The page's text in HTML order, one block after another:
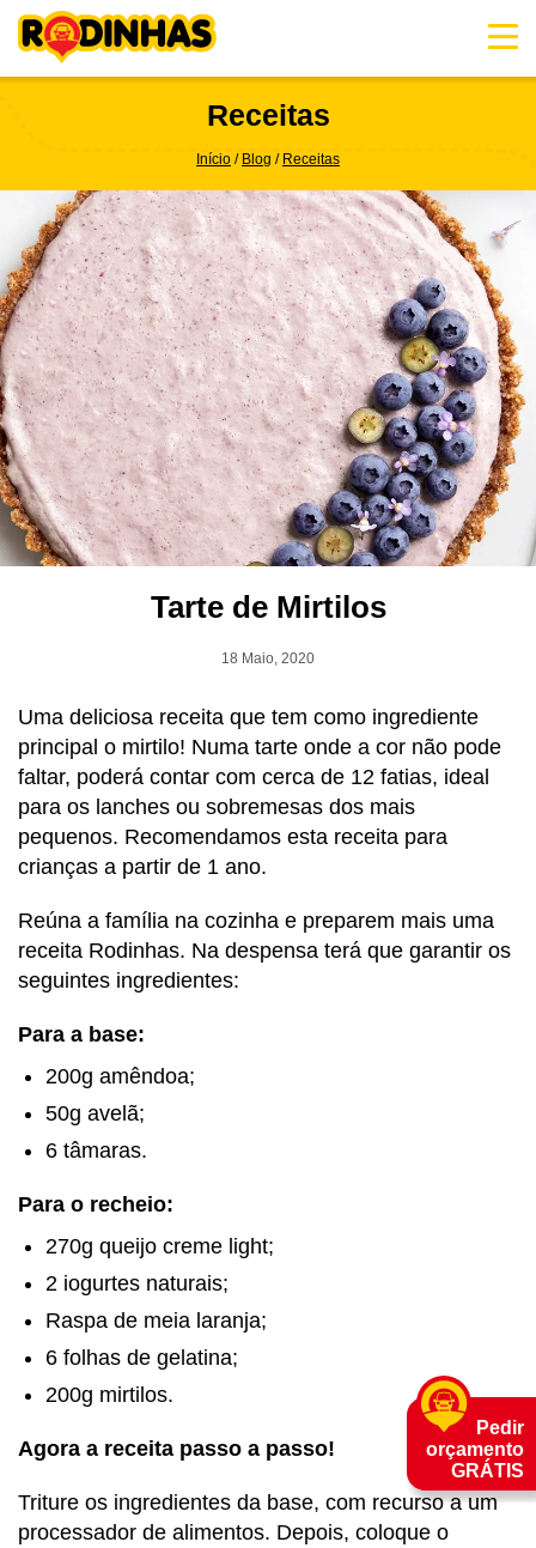
content
Receitas
Início Blog Receitas
Tarte de Mirtilos
18 Maio, 2020
Uma deliciosa receita que tem como ingrediente
principal o mirtilo! Numa tarte onde a cor não pode
faltar, poderá contar com cerca de 12 fatias, ideal
para os lanches ou sobremesas dos mais
pequenos. Recomendamos esta receita para
crianças a partir de 1 ano.
Reúna a família na cozinha e preparem mais uma
receita Rodinhas. Na despensa terá que garantir os
seguintes ingredientes:
Para a base:
200g amêndoa;
50g avelã;
6 tâmaras.
Para o recheio:
270g queijo creme light;
2 iogurtes naturais;
Raspa de meia laranja;
6 folhas de gelatina;
200g mirtilos.
Agora a receita passo a passo!
Triture os ingredientes da base, com recurso a um
processador de alimentos. Depois, coloque o
Pedir
orçamento
GRÁTIS